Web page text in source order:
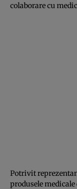
colaborare cu
Potrivit
produsele